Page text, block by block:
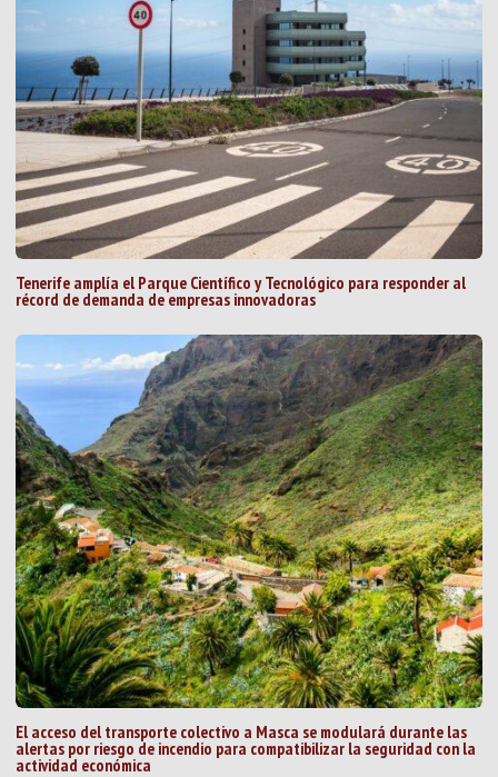
Tenerife amplía el Parque Científico y Tecnológico para responder al
récord de demanda de empresas innovadoras
El acceso del transporte colectivo a Masca se modulará durante las
alertas por riesgo de incendio para compatibilizar la seguridad con la
actividad económica